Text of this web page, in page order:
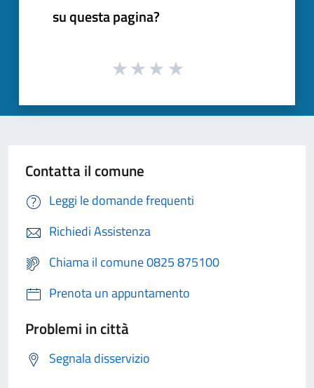
su questa pagina?
Contatta il comune
Leggi le domande frequenti
Richiedi Assistenza
Chiama il comune 0825 875100
Prenota un appuntamento
Problemi in città
Segnala disservizio